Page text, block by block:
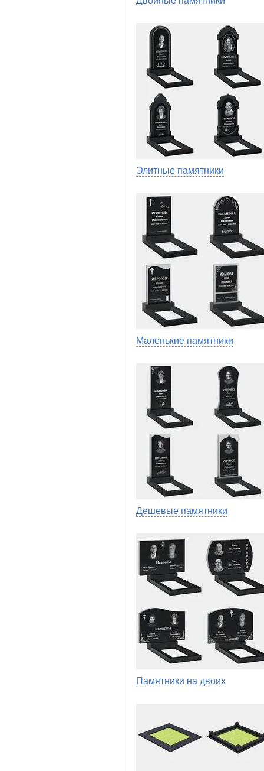
Элитные памятники
Маленькие памятники
Дешевые памятники
Памятники на двоих